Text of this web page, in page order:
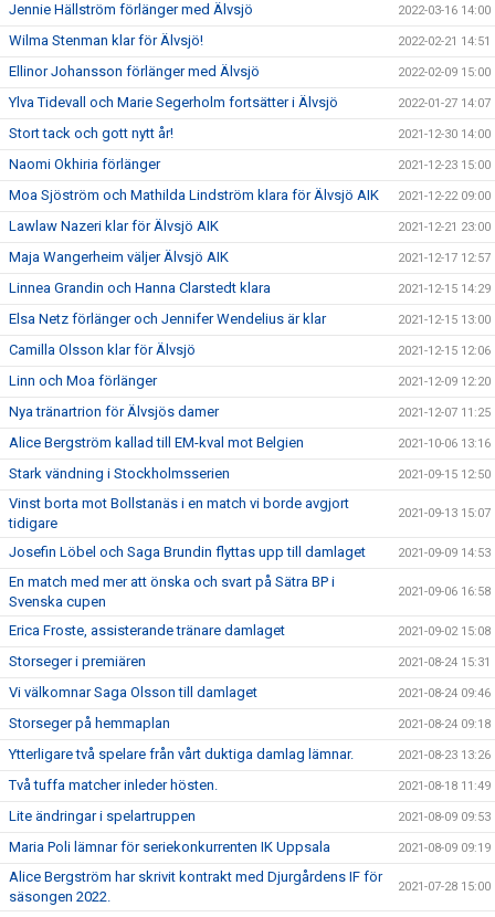
Jennie Hällström förlänger med Älvsjö 2022-03-16 14:00
Wilma Stenman klar för Älvsjö! 2022-02-21 14:51
Ellinor Johansson förlänger med Älvsjö 2022-02-09 15:00
Ylva Tidevall och Marie Segerholm fortsätter i Älvsjö 2022-01-27 14:07
Stort tack och gott nytt år! 2021-12-30 14:00
Naomi Okhiria förlänger 2021-12-23 15:00
Moa Sjöström och Mathilda Lindström klara för Älvsjö AIK 2021-12-22 09:00
Lawlaw Nazeri klar för Älvsjö AIK 2021-12-21 23:00
Maja Wangerheim väljer Älvsjö AIK 2021-12-17 12:57
Linnea Grandin och Hanna Clarstedt klara 2021-12-15 14:29
Elsa Netz förlänger och Jennifer Wendelius är klar 2021-12-15 13:00
Camilla Olsson klar för Älvsjö 2021-12-15 12:06
Linn och Moa förlänger 2021-12-09 12:20
Nya tränartrion för Älvsjös damer 2021-12-07 11:25
Alice Bergström kallad till EM-kval mot Belgien 2021-10-06 13:16
Stark vändning i Stockholmsserien 2021-09-15 12:50
Vinst borta mot Bollstanäs i en match vi borde avgjort
tidigare
2021-09-13 15:07
Josefin Löbel och Saga Brundin flyttas upp till damlaget 2021-09-09 14:53
En match med mer att önska och svart på Sätra BP i
Svenska cupen
2021-09-06 16:58
Erica Froste, assisterande tränare damlaget 2021-09-02 15:08
Storseger i premiären 2021-08-24 15:31
Vi välkomnar Saga Olsson till damlaget 2021-08-24 09:46
Storseger på hemmaplan 2021-08-24 09:18
Ytterligare två spelare från vårt duktiga damlag lämnar. 2021-08-23 13:26
Två tuffa matcher inleder hösten. 2021-08-18 11:49
Lite ändringar i spelartruppen 2021-08-09 09:53
Maria Poli lämnar för seriekonkurrenten IK Uppsala 2021-08-09 09:19
Alice Bergström har skrivit kontrakt med Djurgårdens IF för
säsongen 2022.
2021-07-28 15:00